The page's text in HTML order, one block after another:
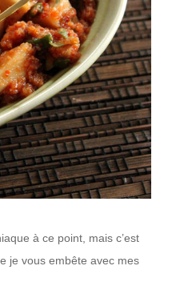
à ce point, mais c’est
je vous embête avec mes